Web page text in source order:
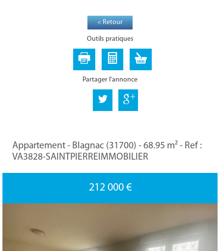
< Retour
Outils pratiques
Partager l'annonce
Appartement - Blagnac (31700) - 68.95 m² - Ref :
VA3828-SAINTPIERREIMMOBILIER
212 000 €